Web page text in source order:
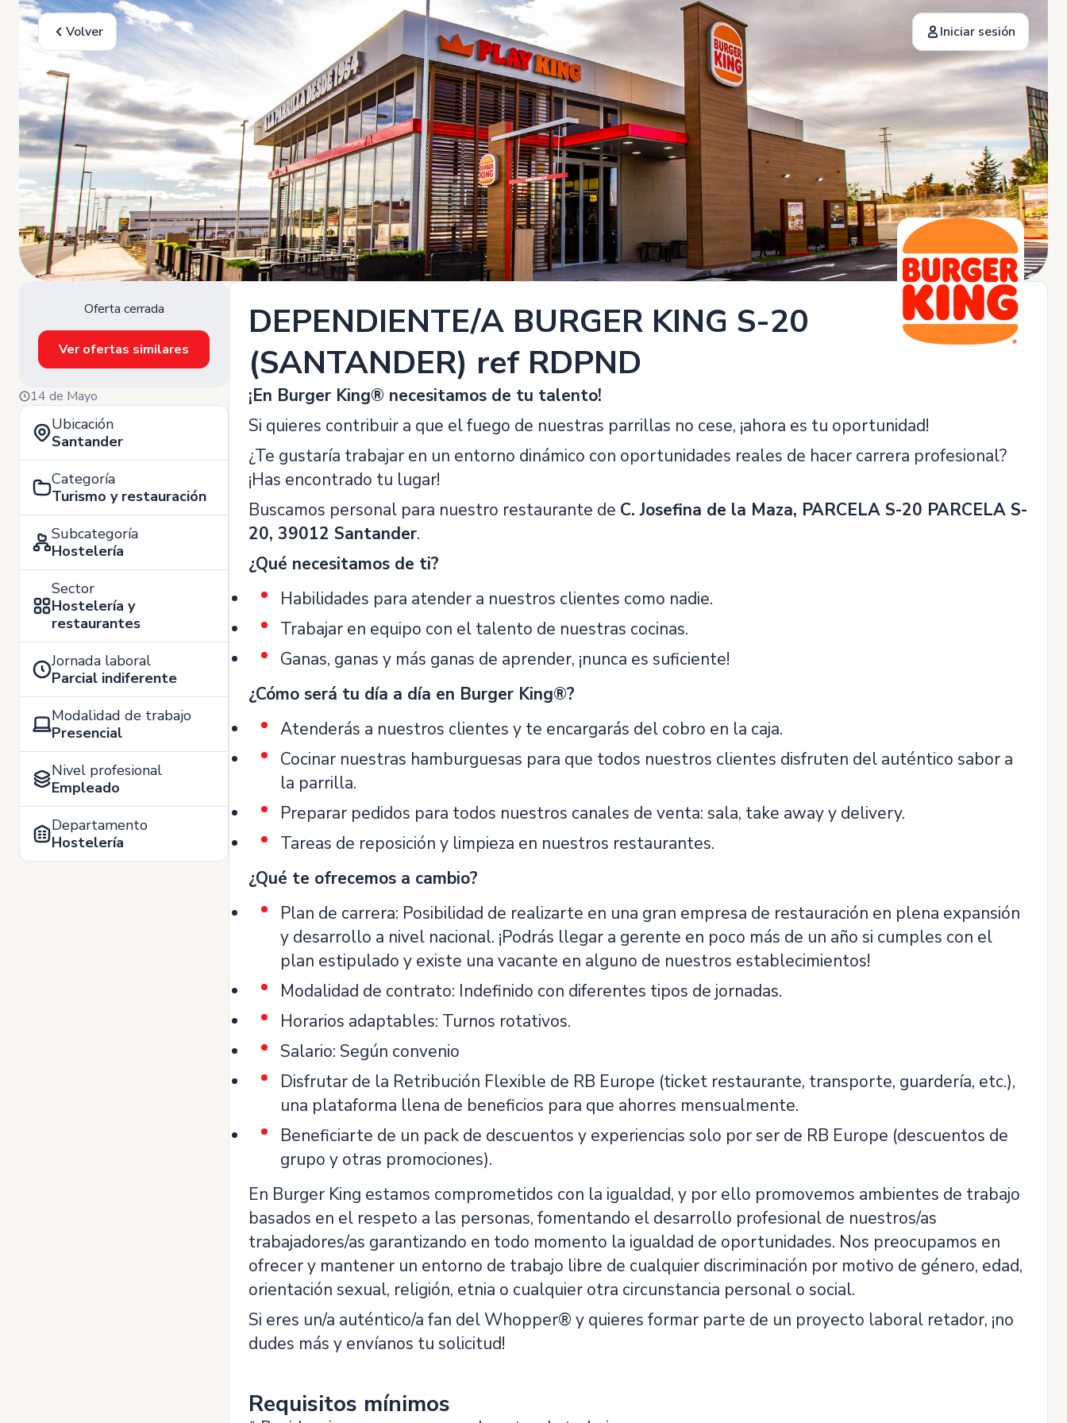
Volver Iniciar sesión
Oferta cerrada
Ver ofertas similares
14 de Mayo
Ubicación
Santander
Categoría
Turismo y restauración
Subcategoría
Hostelería
Sector
Hostelería y
restaurantes
Jornada laboral
Parcial indiferente
Modalidad de trabajo
Presencial
Nivel profesional
Empleado
Departamento
Hostelería
DEPENDIENTE/A BURGER KING S-20
(SANTANDER) ref RDPND
¡En Burger King® necesitamos de tu talento!
Si quieres contribuir a que el fuego de nuestras parrillas no cese, ¡ahora es tu oportunidad!
¿Te gustaría trabajar en un entorno dinámico con oportunidades reales de hacer carrera profesional?
¡Has encontrado tu lugar!
Buscamos personal para nuestro restaurante de C. Josefina de la Maza, PARCELA S-20 PARCELA S-
20, 39012 Santander.
¿Qué necesitamos de ti?
Habilidades para atender a nuestros clientes como nadie.
Trabajar en equipo con el talento de nuestras cocinas.
Ganas, ganas y más ganas de aprender, ¡nunca es suficiente!
¿Cómo será tu día a día en Burger King®?
Atenderás a nuestros clientes y te encargarás del cobro en la caja.
Cocinar nuestras hamburguesas para que todos nuestros clientes disfruten del auténtico sabor a
la parrilla.
Preparar pedidos para todos nuestros canales de venta: sala, take away y delivery.
Tareas de reposición y limpieza en nuestros restaurantes.
¿Qué te ofrecemos a cambio?
Plan de carrera: Posibilidad de realizarte en una gran empresa de restauración en plena expansión
y desarrollo a nivel nacional. ¡Podrás llegar a gerente en poco más de un año si cumples con el
plan estipulado y existe una vacante en alguno de nuestros establecimientos!
Modalidad de contrato: Indefinido con diferentes tipos de jornadas.
Horarios adaptables: Turnos rotativos.
Salario: Según convenio
Disfrutar de la Retribución Flexible de RB Europe (ticket restaurante, transporte, guardería, etc.),
una plataforma llena de beneficios para que ahorres mensualmente.
Beneficiarte de un pack de descuentos y experiencias solo por ser de RB Europe (descuentos de
grupo y otras promociones).
En Burger King estamos comprometidos con la igualdad, y por ello promovemos ambientes de trabajo
basados en el respeto a las personas, fomentando el desarrollo profesional de nuestros/as
trabajadores/as garantizando en todo momento la igualdad de oportunidades. Nos preocupamos en
ofrecer y mantener un entorno de trabajo libre de cualquier discriminación por motivo de género, edad,
orientación sexual, religión, etnia o cualquier otra circunstancia personal o social.
Si eres un/a auténtico/a fan del Whopper® y quieres formar parte de un proyecto laboral retador, ¡no
dudes más y envíanos tu solicitud!
Requisitos mínimos